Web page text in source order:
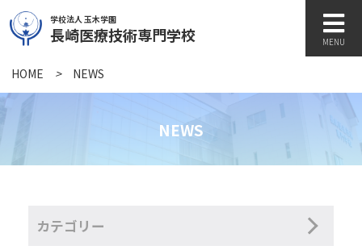
学校法人 玉木学園
長崎医療技術専門学校 MENU
NEWS
HOME > NEWS
カテゴリー
学校紹介
キャンパスライフ